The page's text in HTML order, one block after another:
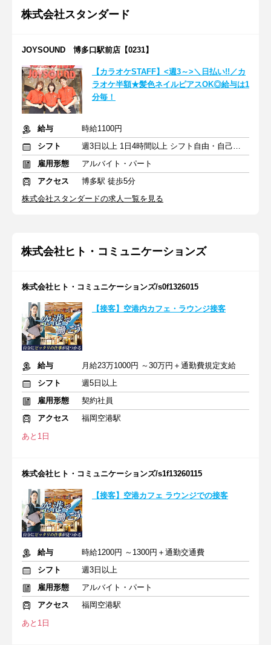
株式会社スタンダード
JOYSOUND 博多口駅前店【0231】
【カラオケSTAFF】<週3～>＼日払い!!／カ
ラオケ半額★髪色ネイルピアスOK◎給与は1
分毎！
給与
時給1100円
シフト
週3日以上 1日4時間以上 シフト自由・自己申告
雇用形態
アルバイト・パート
アクセス
博多駅 徒歩5分
株式会社スタンダードの求人一覧を見る
株式会社ヒト・コミュニケーションズ
株式会社ヒト・コミュニケーションズ/s0f1326015
【接客】空港内カフェ・ラウンジ接客
給与
月給23万1000円 ～30万円＋通勤費規定支給
シフト
週5日以上
雇用形態
契約社員
アクセス
福岡空港駅
あと1日
株式会社ヒト・コミュニケーションズ/s1f13260115
【接客】空港カフェ ラウンジでの接客
給与
時給1200円 ～1300円＋通勤交通費
シフト
週3日以上
雇用形態
アルバイト・パート
アクセス
福岡空港駅
あと1日